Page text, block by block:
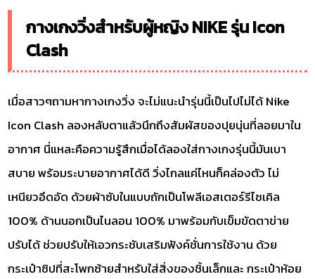
กางเกงวิ่งสำหรับผู้หญิง NIKE รุ่น Icon
Clash
เมื่อสาวๆถามหากางเกงวิ่ง จะไม่แนะนำรุ่นนี้เป็นไปไม่ได้ Nike
Icon Clash ลองหลับตาแล้วนึกถึงสัมผัสของปุยนุ่นที่ลอยมาใน
อากาศ นี่แหละคือความรู้สึกเมื่อได้ลองใส่กางเกงรุ่นนี้มันเบา
สบาย พร้อมระบายอากาศได้ดี วิ่งไกลแค่ไหนก็คล่องตัว ไม่
เหนียวอึดอัด ด้วยผ้าซับในแบบถักเป็นโพลีเอสเตอร์รีไซเคิล
100% ด้านนอกเป็นไนลอน 100% มาพร้อมกับเข็มขัดตาข่าย
ปรับได้ ช่วยปรับให้เอวกระชับเสริมฟังค์ชั่นการใช้งาน ด้วย
กระเป๋าซิปที่สะโพกซ้ายสำหรับใส่สิ่งของชิ้นเล็กและ กระเป๋าห้อย